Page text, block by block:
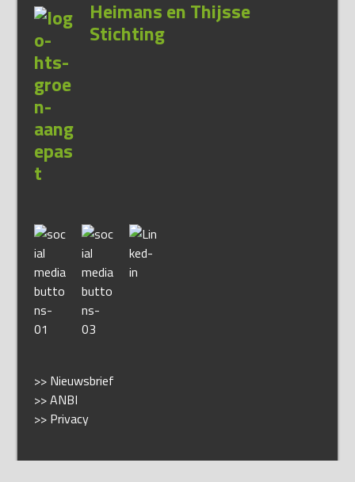
Heimans en Thijsse
Stichting
>> Nieuwsbrief
>> ANBI
>> Privacy